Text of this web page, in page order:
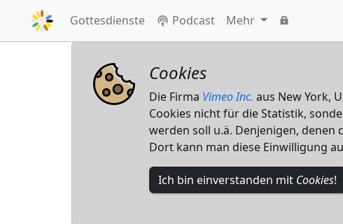
Gottesdienste Podcast Mehr
Cookies
Die Firma Vimeo Inc. aus New York,
Cookies nicht für die Statistik,
werden soll u.ä. Denjenigen, denen
Dort kann man diese Einwilligung
Ich bin einverstanden mit Cookies!